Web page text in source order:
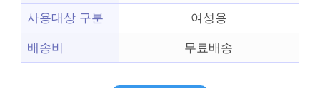
사용대상 구분 여성용
배송비 무료배송